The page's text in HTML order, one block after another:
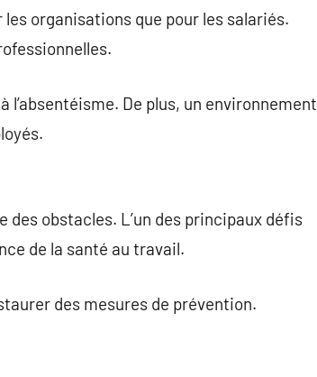
organisations que pour les salariés.
l’absentéisme. De plus, un environnement
obstacles. L’un des principaux défis
de la santé au travail.
des mesures de prévention.